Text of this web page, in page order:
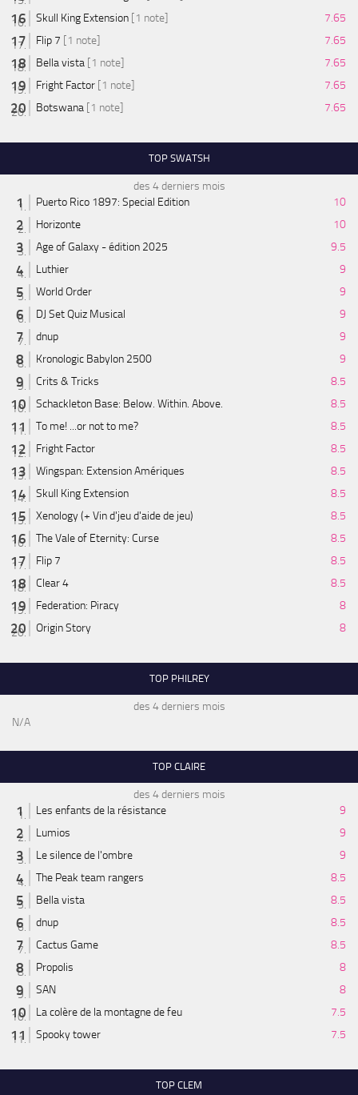
Skull King Extension [1 note]
7.65
Flip 7 [1 note]
7.65
Bella vista [1 note]
7.65
Fright Factor [1 note]
7.65
Botswana [1 note] 7.65
TOP SWATSH
des 4 derniers mois
Puerto Rico 1897: Special Edition
10
Horizonte
10
Age of Galaxy - édition 2025
9.5
Luthier
9
World Order
9
DJ Set Quiz Musical
9
dnup
9
Kronologic Babylon 2500
9
Crits & Tricks
8.5
Schackleton Base: Below. Within. Above.
8.5
To me! ...or not to me?
8.5
Fright Factor
8.5
Wingspan: Extension Amériques
8.5
Skull King Extension
8.5
Xenology (+ Vin d'jeu d'aide de jeu)
8.5
The Vale of Eternity: Curse
8.5
Flip 7
8.5
Clear 4
8.5
Federation: Piracy
8
Origin Story
8
TOP PHILREY
des 4 derniers mois
N/A
TOP CLAIRE
des 4 derniers mois
Les enfants de la résistance
9
Lumios
9
Le silence de l'ombre
9
The Peak team rangers
8.5
Bella vista
8.5
dnup
8.5
Cactus Game
8.5
Propolis
8
SAN
8
La colère de la montagne de feu
7.5
Spooky tower
7.5
TOP CLEM